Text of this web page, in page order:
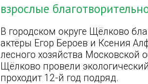
взрослые
В городском округе Щёлково
актёры Егор Бероев и Ксения
лесного хозяйства Московской
Щёлково провели
проходит 12-й год подряд.